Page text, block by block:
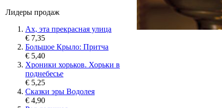
Лидеры продаж
Ах, эта прекрасная улица
€ 7,35
Большое Крыло: Притча
€ 5,40
Хроники хорьков. Хорьки в
поднебесье
€ 5,25
Сказки эры Водолея
€ 4,90